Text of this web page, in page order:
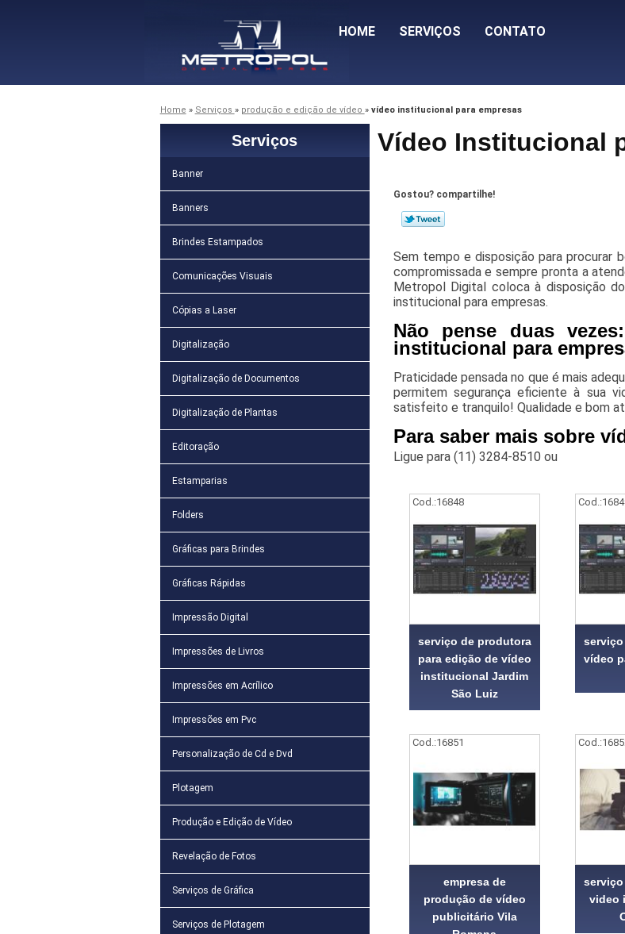
HOME SERVIÇOS CONTATO
Home » Serviços » produção e edição de vídeo » vídeo institucional para empresas
Serviços
Banner
Banners
Brindes Estampados
Comunicações Visuais
Cópias a Laser
Digitalização
Digitalização de Documentos
Digitalização de Plantas
Editoração
Estamparias
Folders
Gráficas para Brindes
Gráficas Rápidas
Impressão Digital
Impressões de Livros
Impressões em Acrílico
Impressões em Pvc
Personalização de Cd e Dvd
Plotagem
Produção e Edição de Vídeo
Revelação de Fotos
Serviços de Gráfica
Serviços de Plotagem
Vídeo Institucional
Gostou? compartilhe!
Sem tempo e disposição para procurar
compromissada e sempre pronta a
Metropol Digital coloca à disposição
institucional para empresas.
Não pense duas
institucional para
Praticidade pensada no que é mais
permitem segurança eficiente à sua
satisfeito e tranquilo! Qualidade e bom
Para saber mais sobre
Ligue para (11) 3284-8510ou
Cod.:16848
serviço de produtora
para edição de vídeo
institucional Jardim
São Luiz
Cod.:
vídeo
Cod.:16851
empresa de
produção de vídeo
publicitário Vila
Cod.:
video